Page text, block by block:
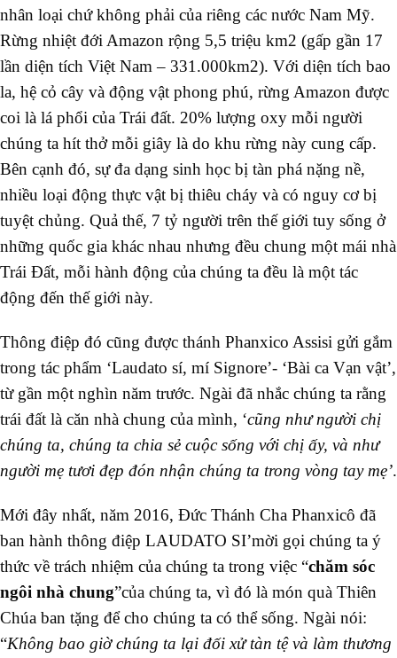
nhân loại chứ không phải của riêng các nước Nam Mỹ.
Rừng nhiệt đới Amazon rộng 5,5 triệu km2 (gấp gần 17
lần diện tích Việt Nam – 331.000km2). Với diện tích bao
la, hệ cỏ cây và động vật phong phú, rừng Amazon được
coi là lá phổi của Trái đất. 20% lượng oxy mỗi người
chúng ta hít thở mỗi giây là do khu rừng này cung cấp.
Bên cạnh đó, sự đa dạng sinh học bị tàn phá nặng nề,
nhiều loại động thực vật bị thiêu cháy và có nguy cơ bị
tuyệt chủng. Quả thế, 7 tỷ người trên thế giới tuy sống ở
những quốc gia khác nhau nhưng đều chung một mái nhà
Trái Đất, mỗi hành động của chúng ta đều là một tác
động đến thế giới này.
Thông điệp đó cũng được thánh Phanxico Assisi gửi gắm
trong tác phẩm ‘Laudato sí, mí Signore’- ‘Bài ca Vạn vật’,
từ gần một nghìn năm trước. Ngài đã nhắc chúng ta rằng
trái đất là căn nhà chung của mình, ‘cũng như người chị
chúng ta, chúng ta chia sẻ cuộc sống với chị ấy, và như
người mẹ tươi đẹp đón nhận chúng ta trong vòng tay mẹ’.
Mới đây nhất, năm 2016, Đức Thánh Cha Phanxicô đã
ban hành thông điệp LAUDATO SI’mời gọi chúng ta ý
thức về trách nhiệm của chúng ta trong việc “chăm sóc
ngôi nhà chung”của chúng ta, vì đó là món quà Thiên
Chúa ban tặng để cho chúng ta có thể sống. Ngài nói:
“Không bao giờ chúng ta lại đối xử tàn tệ và làm thương